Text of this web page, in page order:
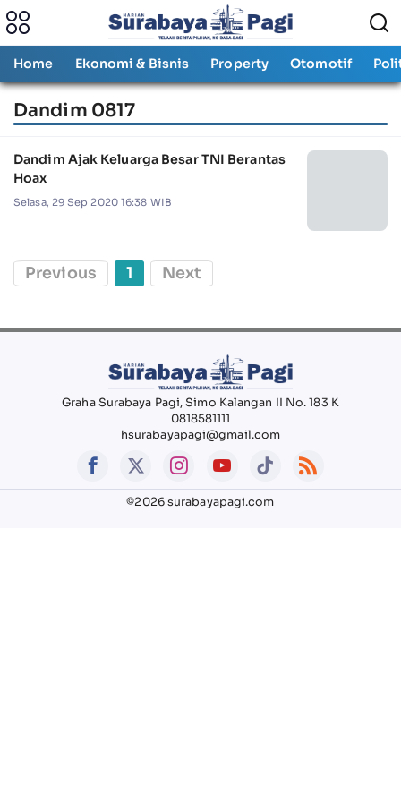
Home Ekonomi & Bisnis Property Otomotif
Dandim 0817
Dandim Ajak Keluarga Besar TNI Berantas
Hoax
Selasa, 29 Sep 2020 16:38 WIB
Previous 1 Next
Graha Surabaya Pagi, Simo Kalangan II No. 183 K
0818581111
hsurabayapagi@gmail.com
©2026 surabayapagi.com